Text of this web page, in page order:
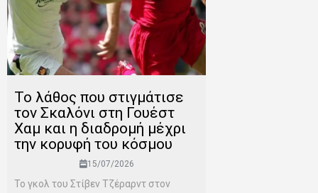
Το λάθος που στιγμάτισε
τον Σκαλόνι στη Γουέστ
Χαμ και η διαδρομή μέχρι
την κορυφή του κόσμου
15/07/2026
Το γκολ του Στίβεν Τζέραρντ στον